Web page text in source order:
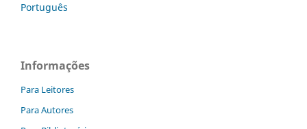
Português
Informações
Para Leitores
Para Autores